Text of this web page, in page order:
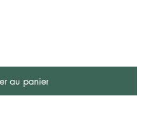
au panier